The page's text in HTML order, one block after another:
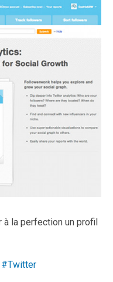
la perfection un profil
Twitter